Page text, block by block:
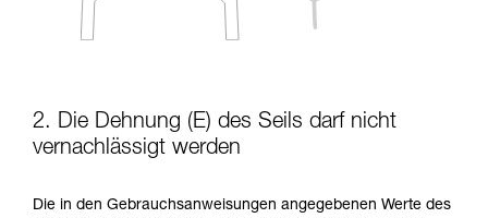
2. Die Dehnung (E) des Seils darf nicht
vernachlässigt werden
Die in den Gebrauchsanweisungen angegebenen Werte des